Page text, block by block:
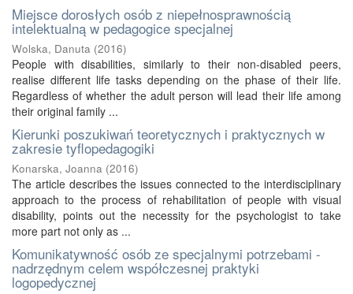
Miejsce dorosłych osób z niepełnosprawnością
intelektualną w pedagogice specjalnej
Wolska, Danuta (2016)
People with disabilities, similarly to their non-disabled peers,
realise different life tasks depending on the phase of their life.
Regardless of whether the adult person will lead their life among
their original family ...
Kierunki poszukiwań teoretycznych i praktycznych w
zakresie tyflopedagogiki
Konarska, Joanna (2016)
The article describes the issues connected to the interdisciplinary
approach to the process of rehabilitation of people with visual
disability, points out the necessity for the psychologist to take
more part not only as ...
Komunikatywność osób ze specjalnymi potrzebami -
nadrzędnym celem współczesnej praktyki
logopedycznej